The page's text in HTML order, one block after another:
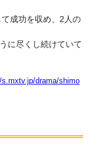
成功を収め、2人の
に尽くし続けていて
s.mxtv.jp/drama/shimo